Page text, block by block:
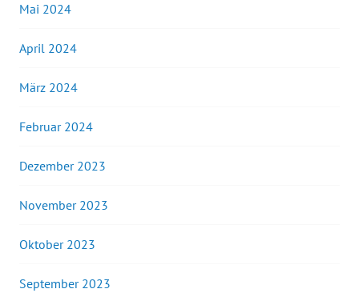
Mai 2024
April 2024
März 2024
Februar 2024
Dezember 2023
November 2023
Oktober 2023
September 2023